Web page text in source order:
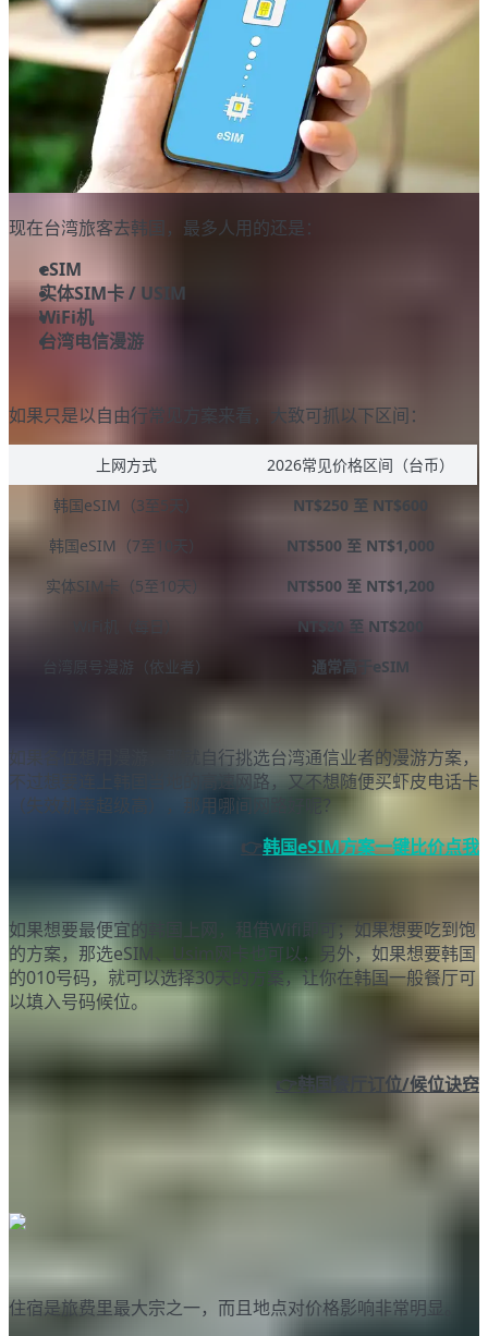
现在台湾旅客去韩国，最多人用的还是：
eSIM
实体SIM卡 / USIM
WiFi机
台湾电信漫游
如果只是以自由行常见方案来看，大致可抓以下区间：
上网方式
2026常见价格区间（台币）
韩国eSIM（3至5天）
NT$250 至 NT$600
韩国eSIM（7至10天）
NT$500 至 NT$1,000
实体SIM卡（5至10天）
NT$500 至 NT$1,200
NT$80 至 NT$200
台湾原号漫游（依业者）
通常高于eSIM
如果各位想用漫游，那就自行挑选台湾通信业者的漫游方案，
不过想要连上韩国当地的高速网路，又不想随便买虾皮电话卡
（失效机率超级高），那用哪间网路好呢？
👉韩国eSIM方案一键比价点我
如果想要最便宜的韩国上网，租借Wifi即可；如果想要吃到饱
的方案，那选eSIM、Usim网卡也可以，另外，如果想要韩国
的010号码，就可以选择30天的方案，让你在韩国一般餐厅可
以填入号码候位。
👉韩国餐厅订位/候位诀窍
住宿是旅费里最大宗之一，而且地点对价格影响非常明显。